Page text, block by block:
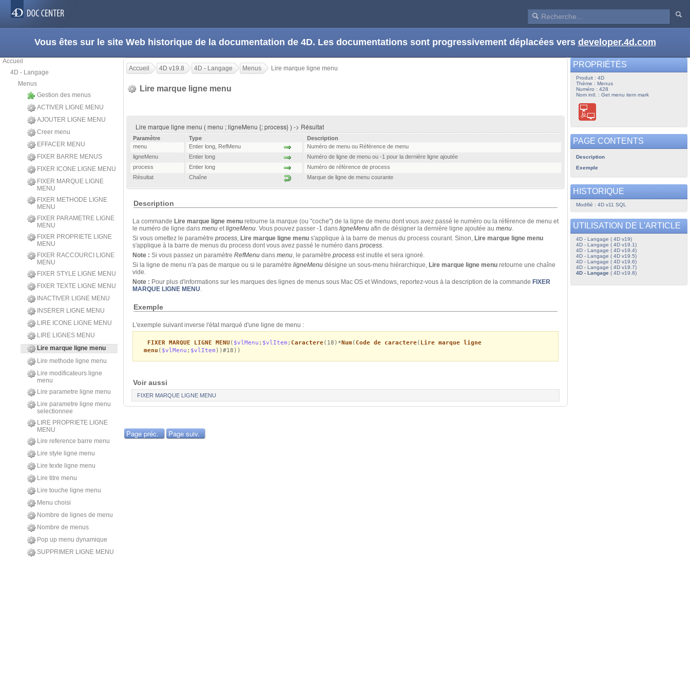
Vous êtes sur le site Web historique de la documentation de 4D. Les documentations sont progressivement déplacées vers developer.4d.com
Accueil
4D - Langage
Menus
Gestion des menus
ACTIVER LIGNE MENU
AJOUTER LIGNE MENU
Creer menu
EFFACER MENU
FIXER BARRE MENUS
FIXER ICONE LIGNE MENU
FIXER MARQUE LIGNE
MENU
FIXER METHODE LIGNE
MENU
FIXER PARAMETRE LIGNE
MENU
FIXER PROPRIETE LIGNE
MENU
FIXER RACCOURCI LIGNE
MENU
FIXER STYLE LIGNE MENU
FIXER TEXTE LIGNE MENU
INACTIVER LIGNE MENU
INSERER LIGNE MENU
LIRE ICONE LIGNE MENU
LIRE LIGNES MENU
Lire marque ligne menu
Lire methode ligne menu
Lire modificateurs ligne
menu
Lire parametre ligne menu
Lire parametre ligne menu
selectionnee
LIRE PROPRIETE LIGNE
MENU
Lire reference barre menu
Lire style ligne menu
Lire texte ligne menu
Lire titre menu
Lire touche ligne menu
Menu choisi
Nombre de lignes de menu
Nombre de menus
Pop up menu dynamique
SUPPRIMER LIGNE MENU
Accueil 4D v19.8 4D - Langage Menus Lire marque ligne menu
Lire marque ligne menu
Lire marque ligne menu ( menu ; ligneMenu {; process} ) -> Résultat
Paramètre Type
Description
menu
Entier long RefMenu
Numéro de menu ou Référence de menu
ligneMenu
Entier long
Numéro de ligne de menu ou -1 pour la dernière ligne ajoutée
process
Entier long
Numéro de référence de process
Résultat
Chaîne Marque de ligne de menu courante
Description
La commande Lire marque ligne menu retourne la marque (ou "coche") de la ligne de menu dont vous avez passé le numéro ou la référence de menu et
le numéro de ligne dans menu etligneMenu. Vous pouvez passer -1 dans ligneMenu afin de désigner la dernière ligne ajoutée au menu.
Si vous omettez le paramètre process, Lire marque ligne menu s'applique à la barre de menus du process courant. Sinon, Lire marque ligne menu
s'applique à la barre de menus du process dont vous avez passé le numéro dans process.
Note : Si vous passez un paramètre RefMenu dans menu, le paramètre process est inutile et sera ignoré.
Si la ligne de menu n'a pas de marque ou si le paramètre ligneMenu désigne un sous-menu hiérarchique, Lire marque ligne menu retourne une chaîne
vide.
Note : Pour plus d'informations sur les marques des lignes de menus sous Mac OS et Windows, reportez-vous à la description de la commande FIXER
MARQUE LIGNE MENU.
Exemple
L'exemple suivant inverse l'état marqué d'une ligne de menu :
FIXER MARQUE LIGNE MENU ( $vlMenu ; $vlItem ; Caractere(18)*Num(Code de caractere( Lire marque ligne
menu ( $vlMenu ; $vlItem ))#18))
Voir aussi
FIXER MARQUE LIGNE MENU
Page préc. Page suiv.
PROPRIÉTÉS
Produit : 4D
Thème : Menus
Numéro : 428
Nom intl. : Get menu item mark
PAGE CONTENTS
Description
Exemple
HISTORIQUE
Modifié : 4D v11 SQL
UTILISATION DE L'ARTICLE
4D - Langage ( 4D v19)
4D - Langage ( 4D v19.1)
4D - Langage ( 4D v19.4)
4D - Langage ( 4D v19.5)
4D - Langage ( 4D v19.6)
4D - Langage ( 4D v19.7)
4D - Langage( 4D v19.8)